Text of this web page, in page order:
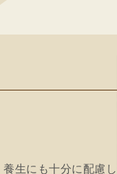
生にも十分に配慮し